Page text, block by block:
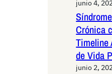
junio 4,
Crónica
Timeline
de Vida
junio 2,